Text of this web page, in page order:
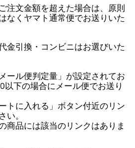
注文金額を超えた場合は、原則
なくヤマト通常便でお送りいた
金引換・コンビニはお選びいた
ール便判定量」が設定されてお
以下の場合にメール便でお送り
トに入れる」ボタン付近のリン
い。
商品には該当のリンクはありま